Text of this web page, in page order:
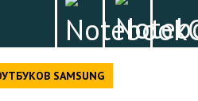
SAMSUNG